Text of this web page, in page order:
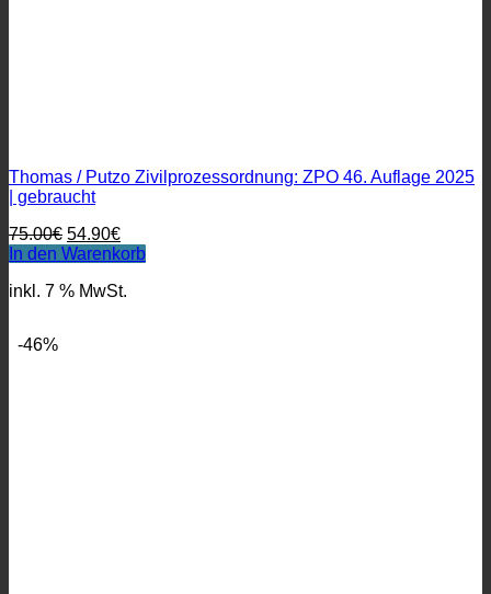
Thomas / Putzo Zivilprozessordnung: ZPO 46. Auflage 2025
| gebraucht
75.00€ Ursprünglicher
Preis
75.00€
54.90€Aktueller
Preis
54.90€.
In den Warenkorb
inkl. 7 % MwSt.
-46%